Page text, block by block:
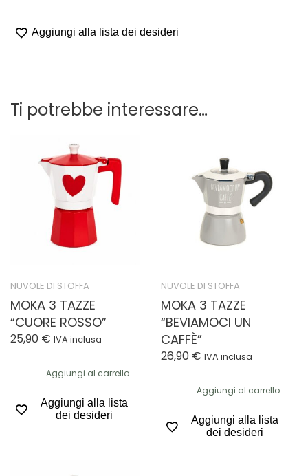
TAZZINE
CON
Aggiungi alla lista dei desideri
Ti potrebbe interessare…
NUVOLE DI STOFFA
MOKA 3 TAZZE
“CUORE ROSSO”
25,90 € IVA inclusa
Aggiungi al carrello
Aggiungi alla lista
dei desideri
NUVOLE DI STOFFA
MOKA 3 TAZZE
“BEVIAMOCI UN
CAFFÈ”
26,90 € IVA inclusa
Aggiungi al carrello
Aggiungi alla lista
dei desideri